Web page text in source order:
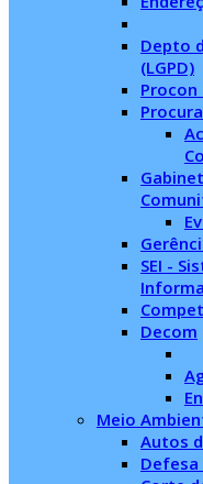
Depto
(LGPD)
Procon
SEI -
Decom
Meio
Autos
Defesa